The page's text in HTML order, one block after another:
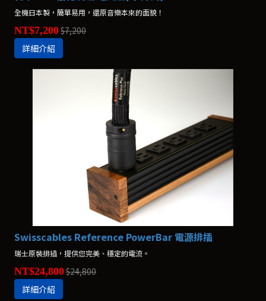
全機日本製，簡單易用，還原音樂本來的面貌！
NT$7,200$7,200
詳細介紹
Swisscables Reference PowerBar 電源排插
瑞士原裝排插，提供您完美、穩定的電流。
NT$24,800$24,800
詳細介紹